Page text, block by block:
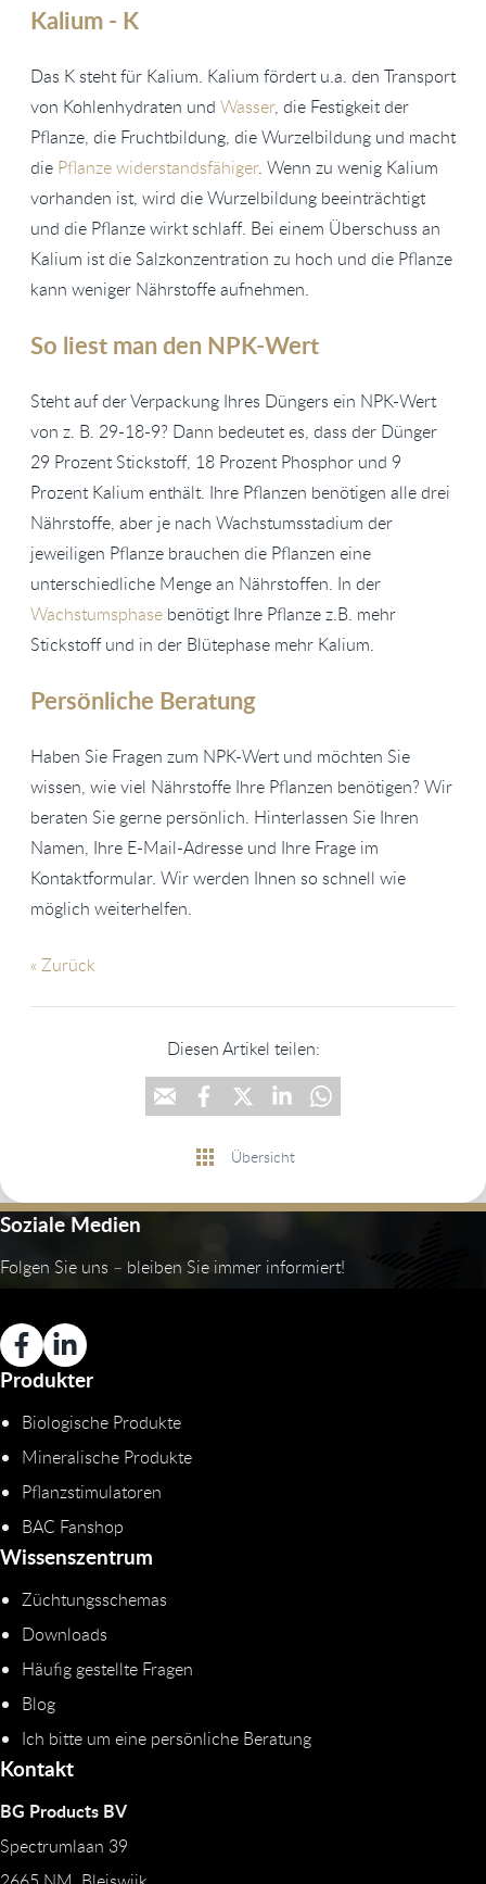
Kalium - K
Das K steht für Kalium. Kalium fördert u.a. den Transport
von Kohlenhydraten und Wasser, die Festigkeit der
Pflanze, die Fruchtbildung, die Wurzelbildung und macht
die Pflanze widerstandsfähiger. Wenn zu wenig Kalium
vorhanden ist, wird die Wurzelbildung beeinträchtigt
und die Pflanze wirkt schlaff. Bei einem Überschuss an
Kalium ist die Salzkonzentration zu hoch und die Pflanze
kann weniger Nährstoffe aufnehmen.
So liest man den NPK-Wert
Steht auf der Verpackung Ihres Düngers ein NPK-Wert
von z. B. 29-18-9? Dann bedeutet es, dass der Dünger
29 Prozent Stickstoff, 18 Prozent Phosphor und 9
Prozent Kalium enthält. Ihre Pflanzen benötigen alle drei
Nährstoffe, aber je nach Wachstumsstadium der
jeweiligen Pflanze brauchen die Pflanzen eine
unterschiedliche Menge an Nährstoffen. In der
Wachstumsphase benötigt Ihre Pflanze z.B. mehr
Stickstoff und in der Blütephase mehr Kalium.
Persönliche Beratung
Haben Sie Fragen zum NPK-Wert und möchten Sie
wissen, wie viel Nährstoffe Ihre Pflanzen benötigen? Wir
beraten Sie gerne persönlich. Hinterlassen Sie Ihren
Namen, Ihre E-Mail-Adresse und Ihre Frage im
Kontaktformular. Wir werden Ihnen so schnell wie
möglich weiterhelfen.
« Zurück
Diesen Artikel teilen:
Übersicht
Soziale Medien
Folgen Sie uns – bleiben Sie immer informiert!
Produkter
Biologische Produkte
Mineralische Produkte
Pflanzstimulatoren
BAC Fanshop
Wissenszentrum
Züchtungsschemas
Downloads
Häufig gestellte Fragen
Blog
Ich bitte um eine persönliche Beratung
Kontakt
BG Products BV
Spectrumlaan 39